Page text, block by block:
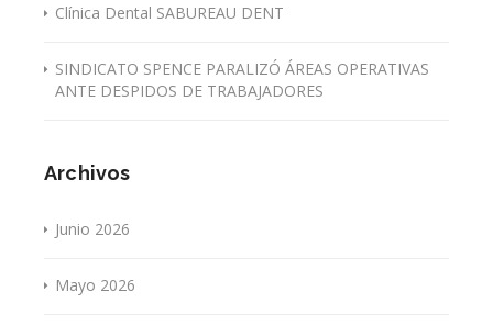
Clínica Dental SABUREAU DENT
SINDICATO SPENCE PARALIZÓ ÁREAS OPERATIVAS
ANTE DESPIDOS DE TRABAJADORES
Archivos
Junio 2026
Mayo 2026